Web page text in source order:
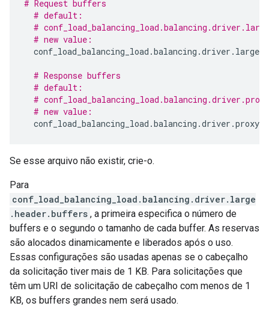
# Request buffers
# default:
#
# new value:
conf_load_balancing_load .balancing .driver . large
# Response buffers
# default:
#
# new value:
conf_load_balancing_load .balancing .driver .proxy
Se esse arquivo não existir, crie-o.
Para
conf_load_balancing_load.balancing.driver.large
.header.buffers , a primeira especifica o número de
buffers e o segundo o tamanho de cada buffer. As reservas
são alocados dinamicamente e liberados após o uso.
Essas configurações são usadas apenas se o cabeçalho
da solicitação tiver mais de 1 KB. Para solicitações que
têm um URI de solicitação de cabeçalho com menos de 1
KB, os buffers grandes nem será usado.